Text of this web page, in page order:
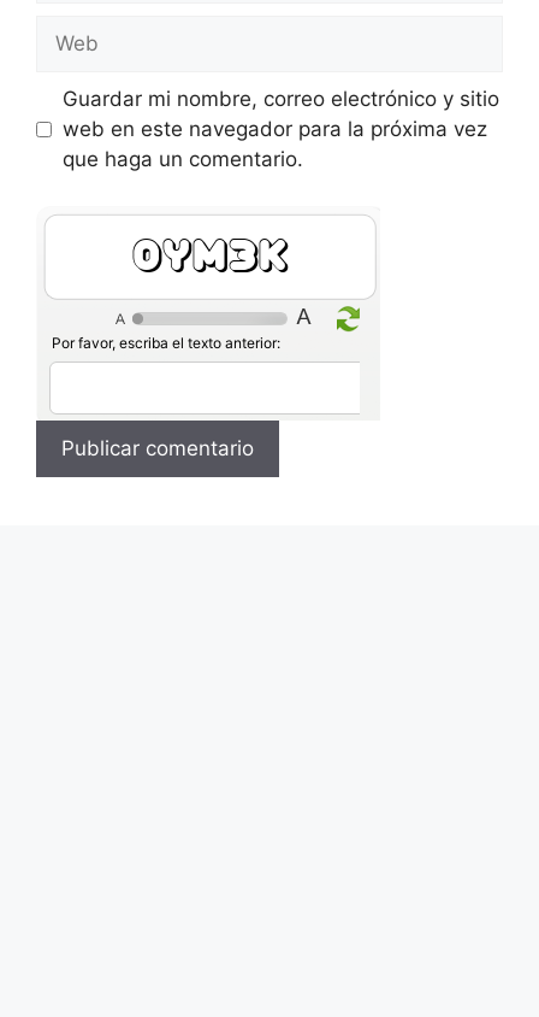
Web
Guardar mi nombre, correo electrónico y sitio
web en este navegador para la próxima vez
que haga un comentario.
NIRQ5
Por favor, escriba el texto anterior: